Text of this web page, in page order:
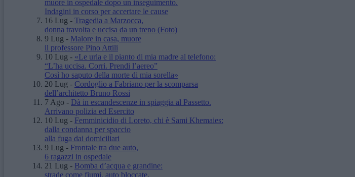
muore in ospedale dopo un inseguimento.
Indagini in corso per accertare le cause
16 Lug - Tragedia a Marzocca,
donna travolta e uccisa da un treno (Foto)
9 Lug - Malore in casa, muore
il professore Pino Attili
10 Lug - «Le urla e il pianto di mia madre al telefono:
“L’ha uccisa. Corri. Prendi l’aereo”
Così ho saputo della morte di mia sorella»
20 Lug - Cordoglio a Fabriano per la scomparsa
dell’architetto Bruno Rossi
7 Ago - Dà in escandescenze in spiaggia al Passetto.
Arrivano polizia ed Esercito
10 Lug - Femminicidio di Loreto, chi è Sami Khemaies:
dalla condanna per spaccio
alla fuga dai domiciliari
9 Lug - Frontale tra due auto,
6 ragazzi in ospedale
21 Lug - Bomba d’acqua e grandine:
strade come fiumi, auto bloccate.